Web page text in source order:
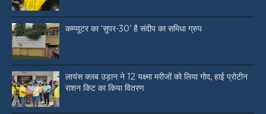
कम्प्यूटर का ‘सुपर-30’ है संदीप का समिधा ग्रुप
लायंस क्लब उड़ान ने 12 यक्ष्मा मरीजों को लिया गोद, हाई प्रोटीन
राशन किट का किया वितरण